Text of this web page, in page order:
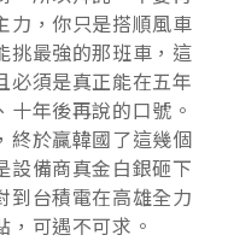
力，你只是搭順風車
挑最強的那班車，這
必須是真正能在五年
年後再說的口號。
終於贏韓國了這幾個
設備商真金白銀砸下
到台積電在高雄全力
可遇不可求。